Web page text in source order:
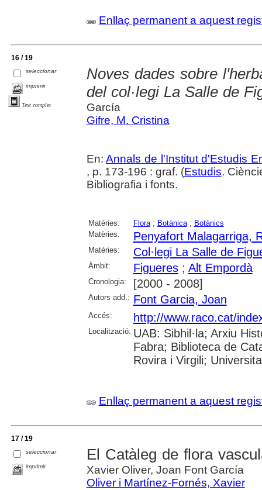
Enllaç permanent a aquest
16 / 19
seleccionar
imprimir
Text complet
Noves dades sobre
del col·legi La Salle de
García
Gifre, M. Cristina
En:Annals de l'Institut d'Estudis
, p. 173-196 : graf. (Estudis.
Bibliografia i fonts.
Matèries: Flora; Botànica; Botànics
Matèries:
Penyafort Malagarriga,
Matèries: Col·legi La Salle de
Àmbit: Figueres; Alt Empordà
Cronologia: [2000 - 2008]
Autors add.: Font Garcia, Joan
Accés: http://www.raco.cat/
Localització: UAB: Sibhil·la; Arxiu
Fabra; Biblioteca de
Rovira i Virgili;
Enllaç permanent a aquest
17 / 19
seleccionar
imprimir
El Catàleg de flora
Xavier Oliver, Joan Font García
Oliver i Martínez-Fornés, Xavier